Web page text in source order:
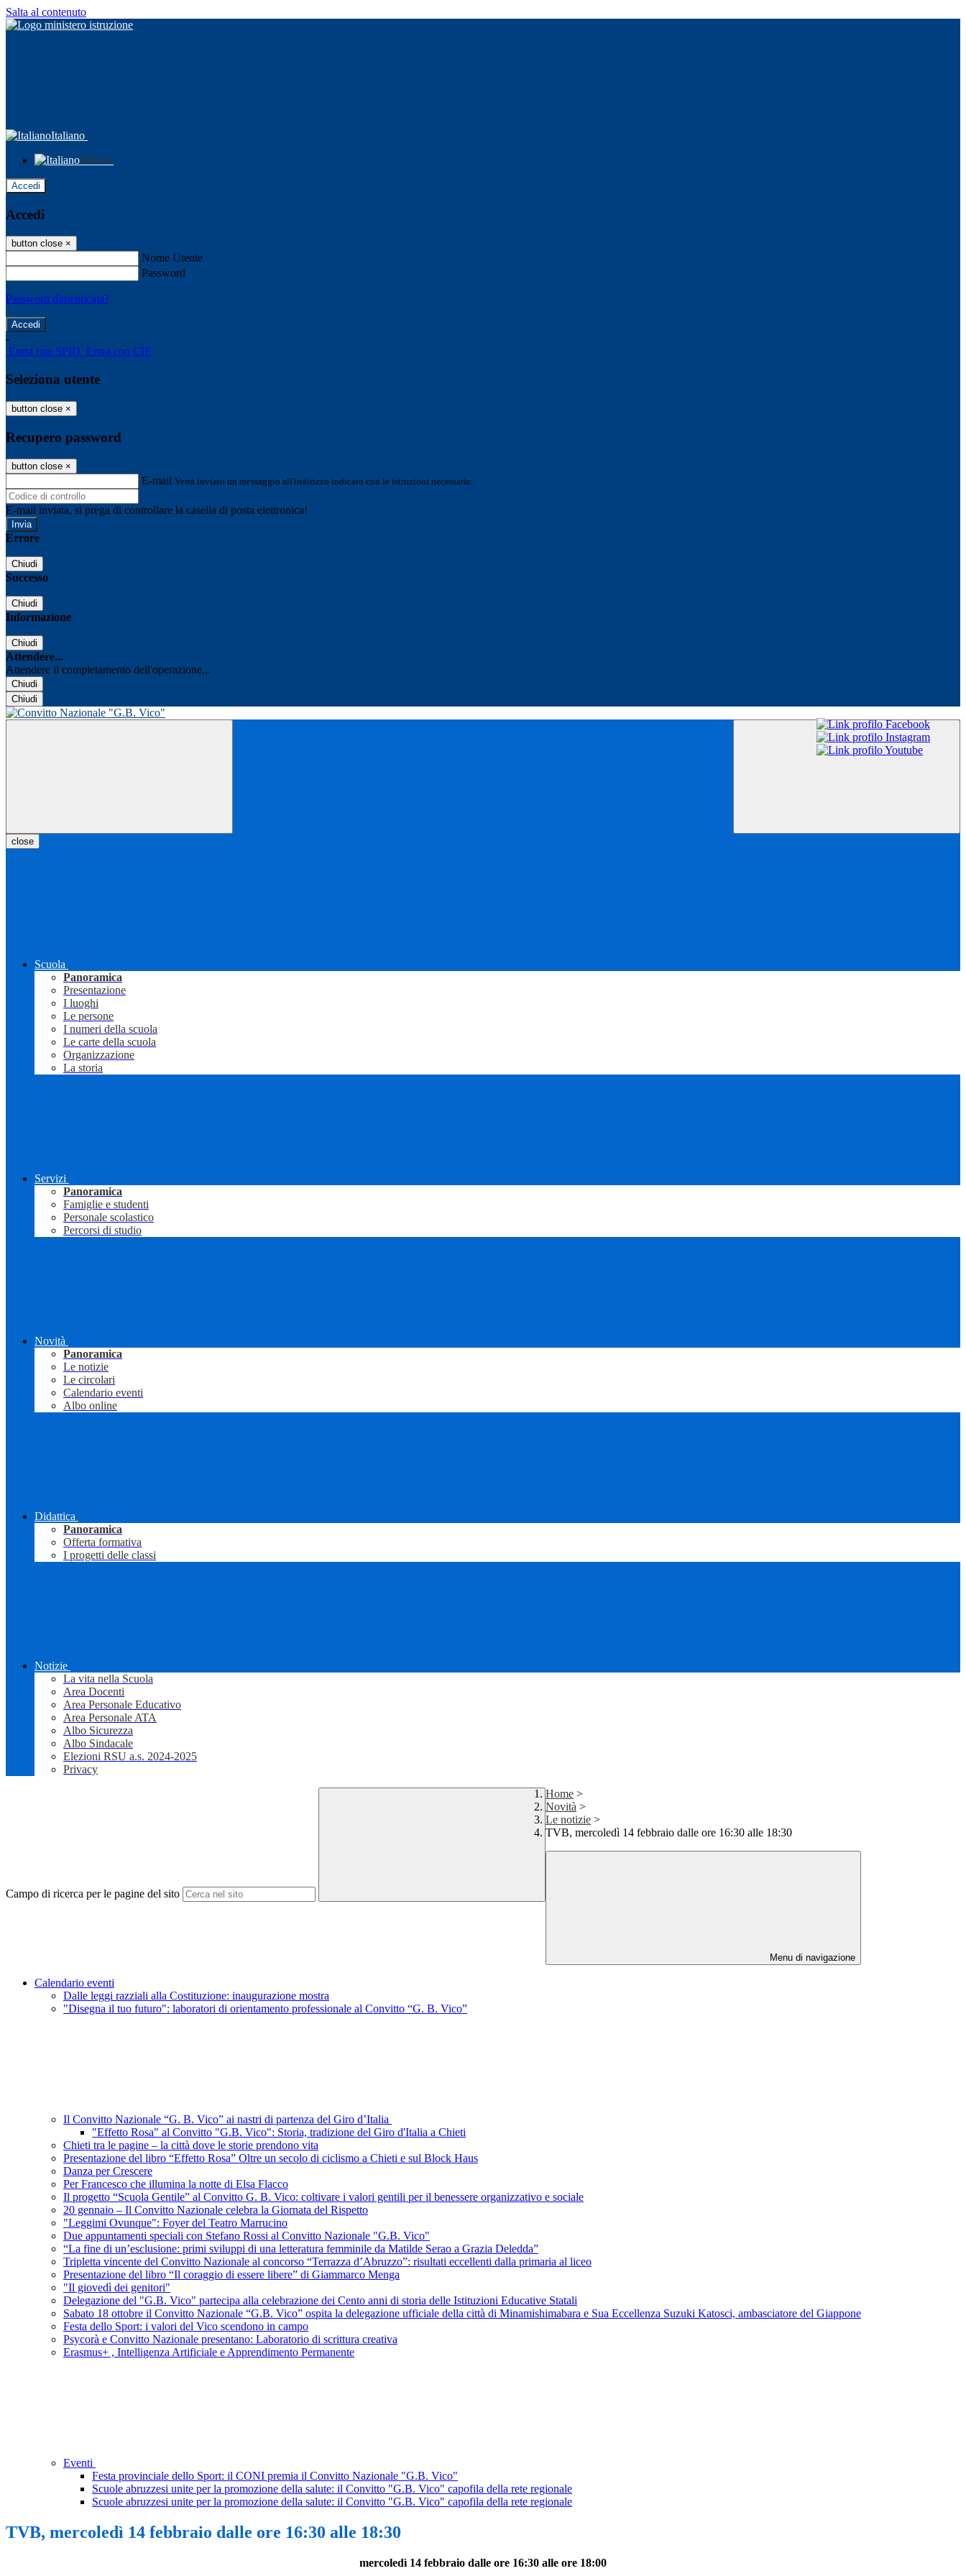
Salta al contenuto
Italiano
Italiano
Accedi
Accedi
button close ×
Nome Utente
Password
Password dimenticata?
-
Entra con SPID Entra con CIE
Seleziona utente
button close ×
Recupero password
button close ×
E-mail Verrà inviato un messaggio all'indirizzo indicato con le istruzioni necessarie.
E-mail inviata, si prega di controllare la casella di posta elettronica!
Errore
Chiudi
Successo
Chiudi
Informazione
Chiudi
Attendere...
Attendere il completamento dell'operazione...
Chiudi
Chiudi
close
Scuola
Panoramica
Presentazione
I luoghi
Le persone
I numeri della scuola
Le carte della scuola
Organizzazione
La storia
Servizi
Panoramica
Famiglie e studenti
Personale scolastico
Percorsi di studio
Novità
Panoramica
Le notizie
Le circolari
Calendario eventi
Albo online
Didattica
Panoramica
Offerta formativa
I progetti delle classi
Notizie
La vita nella Scuola
Area Docenti
Area Personale Educativo
Area Personale ATA
Albo Sicurezza
Albo Sindacale
Elezioni RSU a.s. 2024-2025
Privacy
Campo di ricerca per le pagine del sito
Home >
Novità >
Le notizie >
TVB, mercoledì 14 febbraio dalle ore 16:30 alle 18:30
Menu di navigazione
Calendario eventi
Dalle leggi razziali alla Costituzione: inaugurazione mostra
"Disegna il tuo futuro": laboratori di orientamento professionale al Convitto “G. B. Vico”
Il Convitto Nazionale “G. B. Vico” ai nastri di partenza del Giro d’Italia
"Effetto Rosa" al Convitto "G.B. Vico": Storia, tradizione del Giro d'Italia a Chieti
Chieti tra le pagine – la città dove le storie prendono vita
Presentazione del libro “Effetto Rosa” Oltre un secolo di ciclismo a Chieti e sul Block Haus
Danza per Crescere
Per Francesco che illumina la notte di Elsa Flacco
Il progetto “Scuola Gentile” al Convitto G. B. Vico: coltivare i valori gentili per il benessere organizzativo e sociale
20 gennaio – Il Convitto Nazionale celebra la Giornata del Rispetto
"Leggimi Ovunque": Foyer del Teatro Marrucino
Due appuntamenti speciali con Stefano Rossi al Convitto Nazionale "G.B. Vico"
“La fine di un’esclusione: primi sviluppi di una letteratura femminile da Matilde Serao a Grazia Deledda”
Tripletta vincente del Convitto Nazionale al concorso “Terrazza d’Abruzzo”: risultati eccellenti dalla primaria al liceo
Presentazione del libro “Il coraggio di essere libere” di Giammarco Menga
"Il giovedì dei genitori"
Delegazione del "G.B. Vico" partecipa alla celebrazione dei Cento anni di storia delle Istituzioni Educative Statali
Sabato 18 ottobre il Convitto Nazionale “G.B. Vico” ospita la delegazione ufficiale della città di Minamishimabara e Sua Eccellenza Suzuki Katosci, ambasciatore del Giappone
Festa dello Sport: i valori del Vico scendono in campo
Psycorà e Convitto Nazionale presentano: Laboratorio di scrittura creativa
Erasmus+ , Intelligenza Artificiale e Apprendimento Permanente
Eventi
Festa provinciale dello Sport: il CONI premia il Convitto Nazionale "G.B. Vico"
Scuole abruzzesi unite per la promozione della salute: il Convitto "G.B. Vico" capofila della rete regionale
Scuole abruzzesi unite per la promozione della salute: il Convitto "G.B. Vico" capofila della rete regionale
TVB, mercoledì 14 febbraio dalle ore 16:30 alle 18:30
mercoledì 14 febbraio dalle ore 16:30 alle ore 18:00